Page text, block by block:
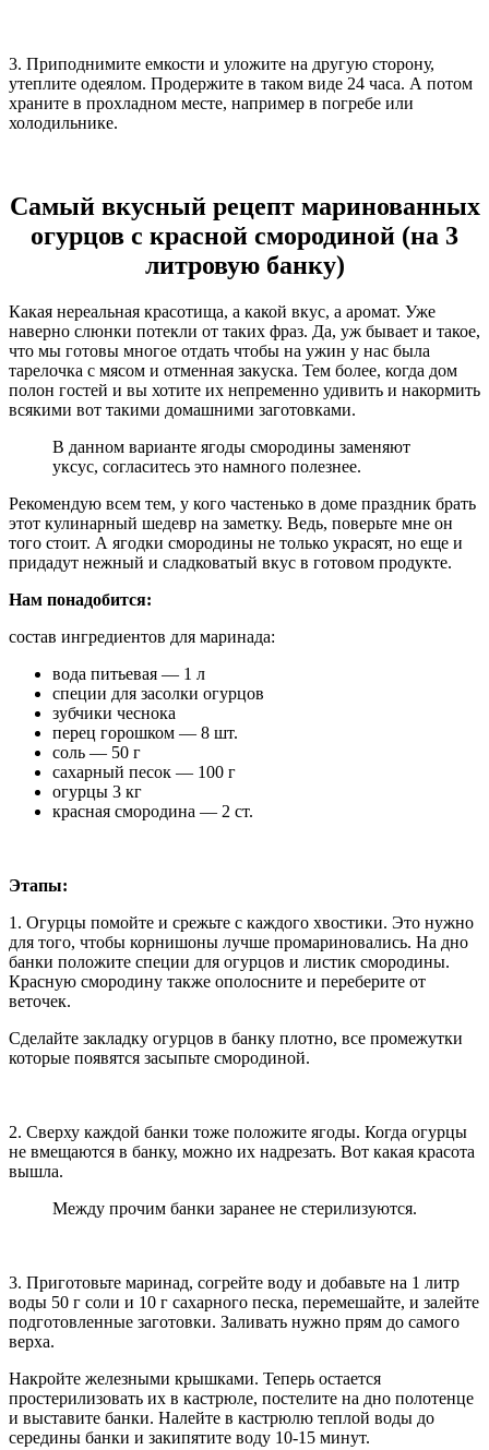
3. Приподнимите емкости и уложите на другую сторону,
утеплите одеялом. Продержите в таком виде 24 часа. А потом
храните в прохладном месте, например в погребе или
холодильнике.
Самый вкусный рецепт маринованных
огурцов с красной смородиной (на 3
литровую банку)
Какая нереальная красотища, а какой вкус, а аромат. Уже
наверно слюнки потекли от таких фраз. Да, уж бывает и такое,
что мы готовы многое отдать чтобы на ужин у нас была
тарелочка с мясом и отменная закуска. Тем более, когда дом
полон гостей и вы хотите их непременно удивить и накормить
всякими вот такими домашними заготовками.
В данном варианте ягоды смородины заменяют
уксус, согласитесь это намного полезнее.
Рекомендую всем тем, у кого частенько в доме праздник брать
этот кулинарный шедевр на заметку. Ведь, поверьте мне он
того стоит. А ягодки смородины не только украсят, но еще и
придадут нежный и сладковатый вкус в готовом продукте.
Нам понадобится:
состав ингредиентов для маринада:
вода питьевая — 1 л
специи для засолки огурцов
зубчики чеснока
перец горошком — 8 шт.
соль — 50 г
сахарный песок — 100 г
огурцы 3 кг
красная смородина — 2 ст.
Этапы:
1. Огурцы помойте и срежьте с каждого хвостики. Это нужно
для того, чтобы корнишоны лучше промариновались. На дно
банки положите специи для огурцов и листик смородины.
Красную смородину также ополосните и переберите от
веточек.
Сделайте закладку огурцов в банку плотно, все промежутки
которые появятся засыпьте смородиной.
2. Сверху каждой банки тоже положите ягоды. Когда огурцы
не вмещаются в банку, можно их надрезать. Вот какая красота
вышла.
Между прочим банки заранее не стерилизуются.
3. Приготовьте маринад, согрейте воду и добавьте на 1 литр
воды 50 г соли и 10 г сахарного песка, перемешайте, и залейте
подготовленные заготовки. Заливать нужно прям до самого
верха.
Накройте железными крышками. Теперь остается
простерилизовать их в кастрюле, постелите на дно полотенце
и выставите банки. Налейте в кастрюлю теплой воды до
середины банки и закипятите воду 10-15 минут.